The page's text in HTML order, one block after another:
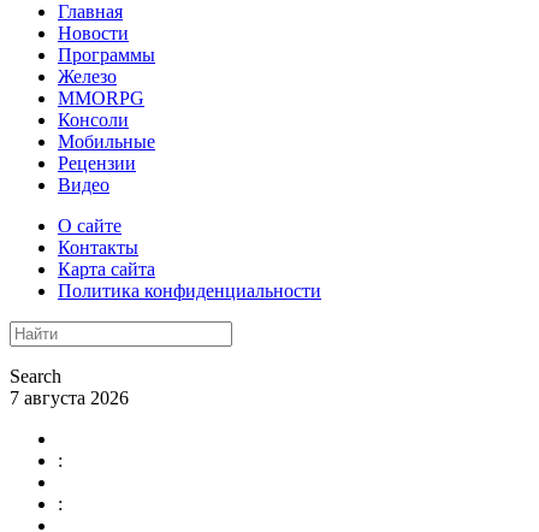
Главная
Новости
Программы
Железо
MMORPG
Консоли
Мобильные
Рецензии
Видео
О сайте
Контакты
Карта сайта
Политика конфиденциальности
Search
7 августа 2026
:
: